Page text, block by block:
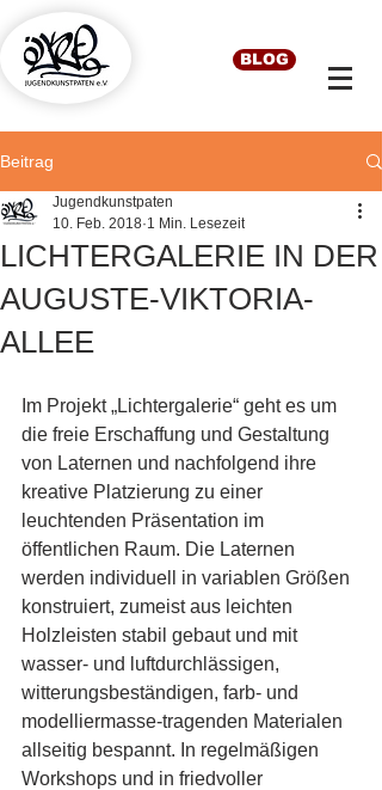
BLOG
Beitrag
LICHTERGALERIE IN DER
AUGUSTE-VIKTORIA-
ALLEE
Jugendkunstpaten
10. Feb. 2018 1 Min. Lesezeit
Im Projekt „Lichtergalerie“ geht es um
die freie Erschaffung und Gestaltung
von Laternen und nachfolgend ihre
kreative Platzierung zu einer
leuchtenden Präsentation im
öffentlichen Raum. Die Laternen
werden individuell in variablen Größen
konstruiert, zumeist aus leichten
Holzleisten stabil gebaut und mit
wasser- und luftdurchlässigen,
witterungsbeständigen, farb- und
modelliermasse-tragenden Materialen
allseitig bespannt. In regelmäßigen
Workshops und in friedvoller